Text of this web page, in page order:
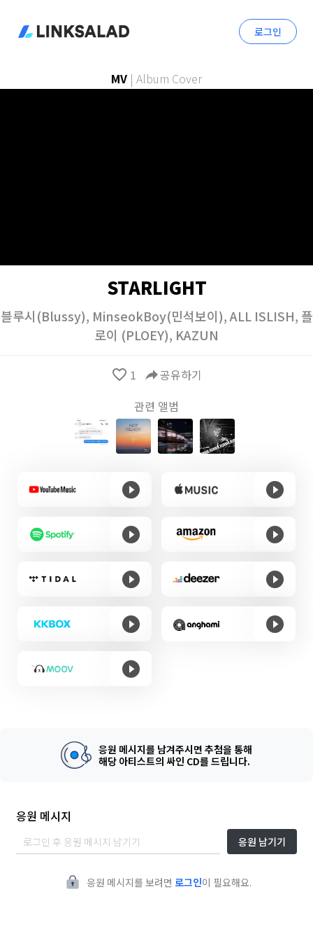
로그인
MV | Album Cover
STARLIGHT
블루시(Blussy), MinseokBoy(민석보이),ALL ISLISH, 플
로이 (PLOEY), KAZUN
favorite_border 1 reply공유하기
관련 앨범
응원 메시지를 남겨주시면 추첨을 통해
해당 아티스트의 싸인 CD를 드립니다.
응원 메시지
응원 남기기
응원 메시지를 보려면 로그인이 필요해요.